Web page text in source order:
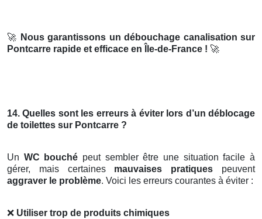
🚀 Nous garantissons un débouchage canalisation sur
Pontcarre rapide et efficace en Île-de-France ! 🚀
14. Quelles sont les erreurs à éviter lors d’un déblocage
de toilettes sur Pontcarre ?
Un WC bouché peut sembler être une situation facile à
gérer, mais certaines mauvaises pratiques peuvent
aggraver le problème. Voici les erreurs courantes à éviter :
❌ Utiliser trop de produits chimiques